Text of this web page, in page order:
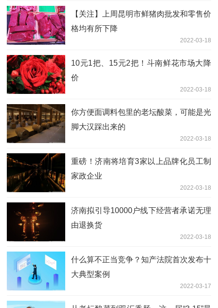
【关注】上周昆明市鲜猪肉批发和零售价
格均有所下降
2022-03-18
10元1把、15元2把！斗南鲜花市场大降
价
2022-03-18
你方便面调料包里的老坛酸菜，可能是光
脚大汉踩出来的
2022-03-18
重磅！济南将培育3家以上品牌化员工制
家政企业
2022-03-18
济南拟引导10000户线下经营者承诺无理
由退换货
2022-03-18
什么算不正当竞争？知产法院首次发布十
大典型案例
2022-03-17